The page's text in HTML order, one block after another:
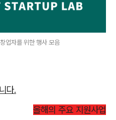
업자를 위한 행사 모음
다.
올해의 주요 지원사업